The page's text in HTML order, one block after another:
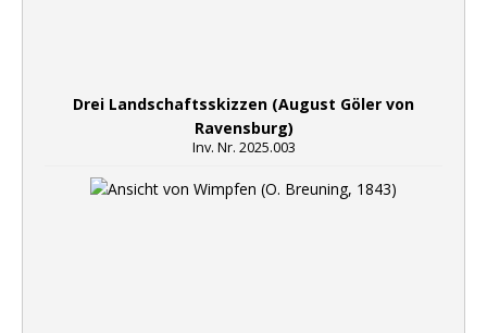
Drei Landschaftsskizzen (August Göler von
Ravensburg)
Inv. Nr. 2025.003